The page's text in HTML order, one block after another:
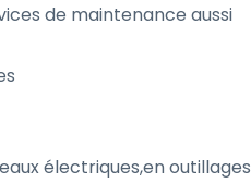
de maintenance aussi
électriques,en outillages